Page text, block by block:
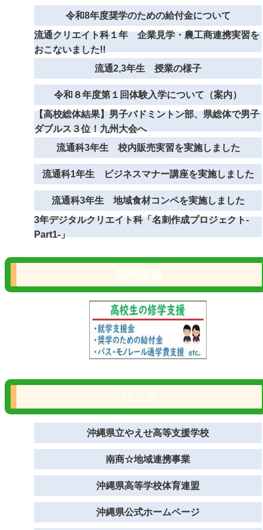
令和8年度奨学のための給付金について
流通クリエイト科１年 企業見学・農工商連携実習を
おこないました!!
流通2,3年生 授業の様子
令和８年度第１回体験入学について（案内）
【高校総体結果】男子バドミントン部、県総体で男子
ダブルス３位！九州大会へ
流通科3年生 校内販売実習を実施しました
流通科1年生 ビジネスマナー講座を実施しました
流通科3年生 地域食材コンペを実施しました
3年デジタルクリエイト科「名刺作成プロジェクト-
Part1‐」
沖縄県立やえせ高等支援学校
南商☆地域連携事業
沖縄県高等学校体育連盟
沖縄県公式ホームページ